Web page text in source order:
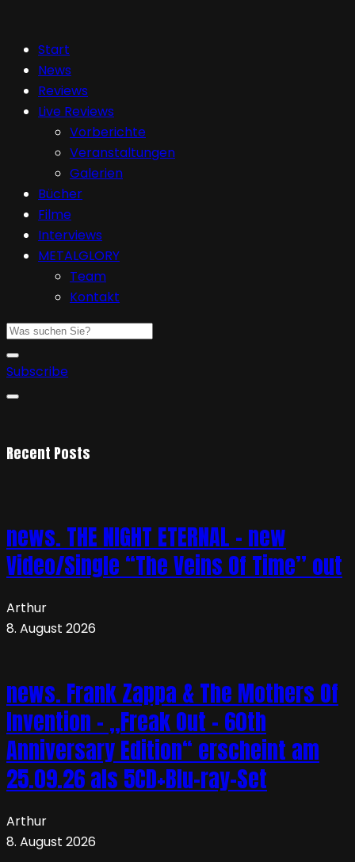
Start
News
Reviews
Live Reviews
Vorberichte
Veranstaltungen
Galerien
Bücher
Filme
Interviews
METALGLORY
Team
Kontakt
Subscribe
Recent Posts
news. THE NIGHT ETERNAL – new
Video/Single “The Veins Of Time” out
Arthur
8. August 2026
news. Frank Zappa & The Mothers Of
Invention – „Freak Out – 60th
Anniversary Edition“ erscheint am
25.09.26 als 5CD+Blu-ray-Set
Arthur
8. August 2026